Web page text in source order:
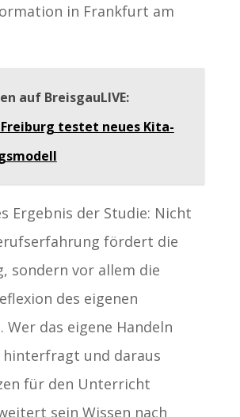
in Frankfurt am
auf BreisgauLIVE:
testet neues Kita-
Ergebnis der Studie: Nicht
fördert die
sondern vor allem die
des eigenen
das eigene Handeln
hinterfragt und daraus
für den Unterricht
sein Wissen nach